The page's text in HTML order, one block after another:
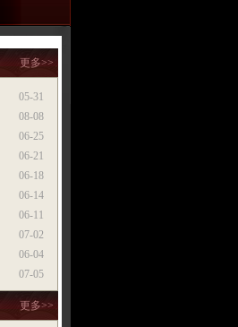
更多>>
05-31
08-08
06-25
06-21
06-18
06-14
06-11
07-02
06-04
07-05
更多>>